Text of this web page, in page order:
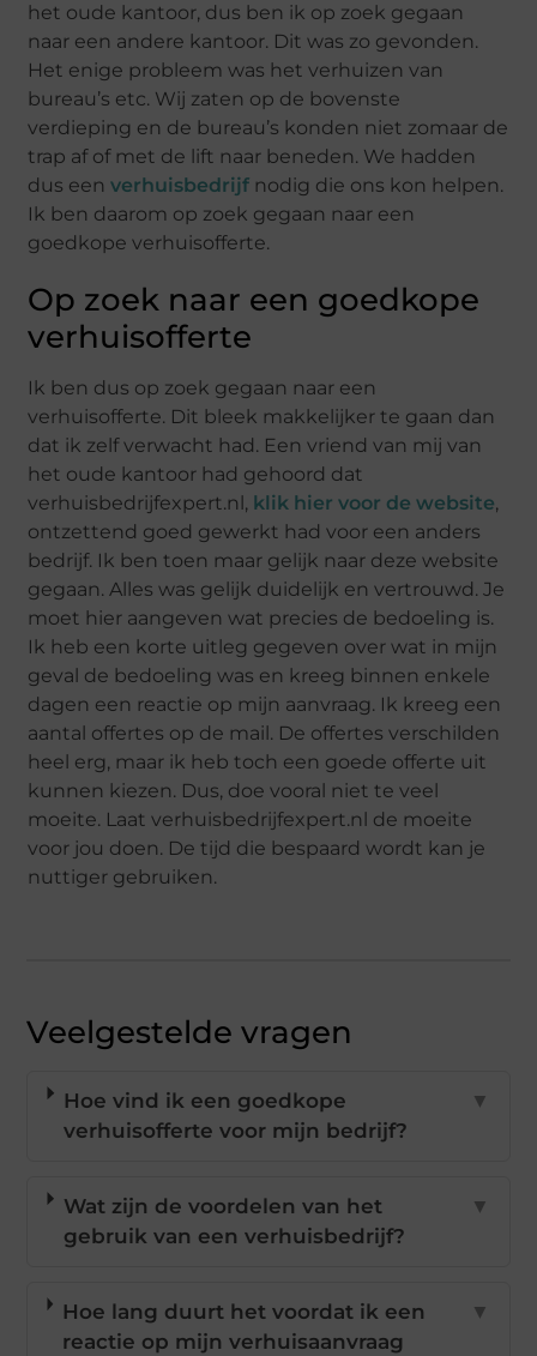
het oude kantoor, dus ben ik op zoek gegaan
naar een andere kantoor. Dit was zo gevonden.
Het enige probleem was het verhuizen van
bureau’s etc. Wij zaten op de bovenste
verdieping en de bureau’s konden niet zomaar de
trap af of met de lift naar beneden. We hadden
dus eenverhuisbedrijf nodig die ons kon helpen.
Ik ben daarom op zoek gegaan naar een
goedkope verhuisofferte.
Op zoek naar een goedkope
verhuisofferte
Ik ben dus op zoek gegaan naar een
verhuisofferte. Dit bleek makkelijker te gaan dan
dat ik zelf verwacht had. Een vriend van mij van
het oude kantoor had gehoord dat
verhuisbedrijfexpert.nl, klik hier voor de website,
ontzettend goed gewerkt had voor een anders
bedrijf. Ik ben toen maar gelijk naar deze website
gegaan. Alles was gelijk duidelijk en vertrouwd. Je
moet hier aangeven wat precies de bedoeling is.
Ik heb een korte uitleg gegeven over wat in mijn
geval de bedoeling was en kreeg binnen enkele
dagen een reactie op mijn aanvraag. Ik kreeg een
aantal offertes op de mail. De offertes verschilden
heel erg, maar ik heb toch een goede offerte uit
kunnen kiezen. Dus, doe vooral niet te veel
moeite. Laat verhuisbedrijfexpert.nl de moeite
voor jou doen. De tijd die bespaard wordt kan je
nuttiger gebruiken.
Veelgestelde vragen
Hoe vind ik een goedkope
verhuisofferte voor mijn bedrijf?
▼
Wat zijn de voordelen van het
gebruik van een verhuisbedrijf?
▼
Hoe lang duurt het voordat ik een
reactie op mijn verhuisaanvraag
▼